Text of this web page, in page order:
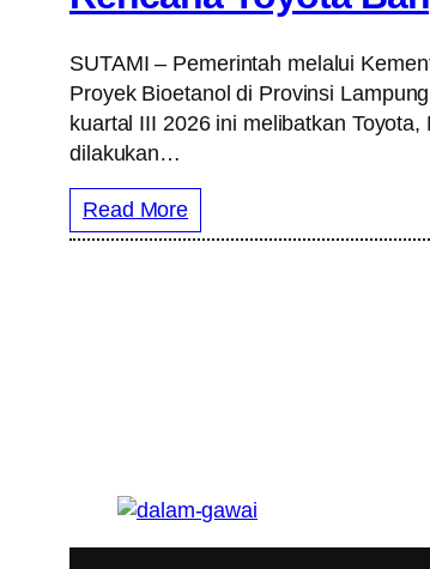
SUTAMI – Pemerintah melalui
Proyek Bioetanol di Provinsi
kuartal III 2026 ini melibatkan
dilakukan…
Read More